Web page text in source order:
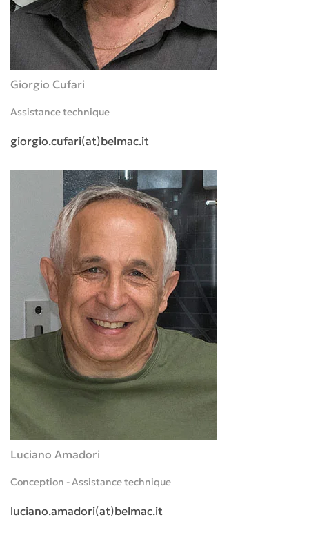
Giorgio Cufari
Assistance technique
giorgio.cufari(at)belmac.it
Luciano Amadori
Conception - Assistance technique
luciano.amadori(at)belmac.it